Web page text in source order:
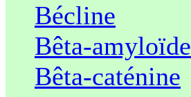
Bécline
Bêta-amyloïde
Bêta-caténine